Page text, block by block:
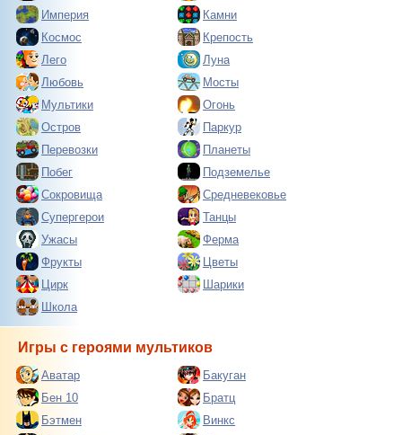
Империя
Камни
Космос
Крепость
Лего
Луна
Любовь
Мосты
Мультики
Огонь
Остров
Паркур
Перевозки
Планеты
Побег
Подземелье
Сокровища
Средневековье
Супергерои
Танцы
Ужасы
Ферма
Фрукты
Цветы
Цирк
Шарики
Школа
Игры с героями мультиков
Аватар
Бакуган
Бен 10
Братц
Бэтмен
Винкс